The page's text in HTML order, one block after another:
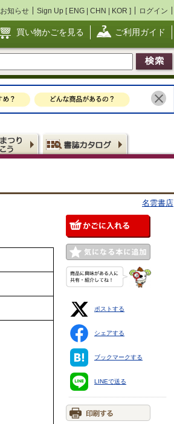
お知らせ Sign Up [ ENG | CHN | KOR ] ログイン
買い物かごを見る ご利用ガイド
名雲書店
ポストする
シェアする
ブックマークする
LINEで送る